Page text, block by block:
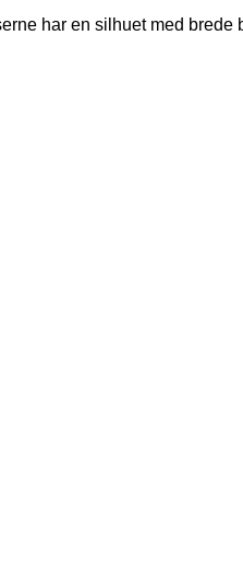
har en silhuet med